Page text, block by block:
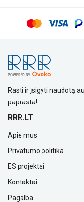
Rasti ir įsigyti naudotą
paprasta!
RRR.LT
Apie mus
Privatumo politika
ES projektai
Kontaktai
Pagalba